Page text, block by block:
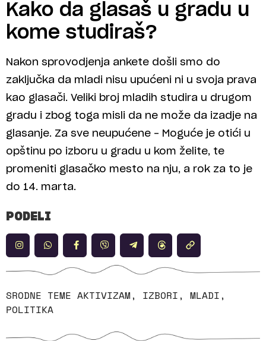
Kako da glasaš u gradu u
kome studiraš?
Nakon sprovodjenja ankete došli smo do
zaključka da mladi nisu upućeni ni u svoja prava
kao glasači. Veliki broj mladih studira u drugom
gradu i zbog toga misli da ne može da izadje na
glasanje. Za sve neupućene – Moguće je otići u
opštinu po izboru u gradu u kom želite, te
promeniti glasačko mesto na nju, a rok za to je
do 14. marta.
PODELI
SRODNE TEME AKTIVIZAM, IZBORI, MLADI,
POLITIKA